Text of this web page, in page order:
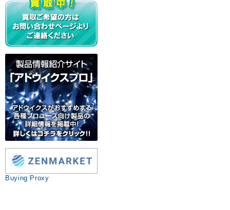
Buying Proxy